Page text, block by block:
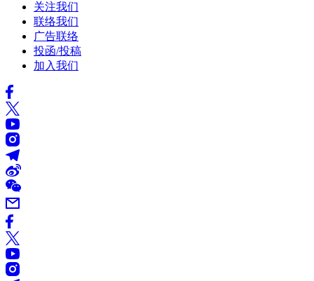
关注我们
联络我们
广告联络
投函/投稿
加入我们